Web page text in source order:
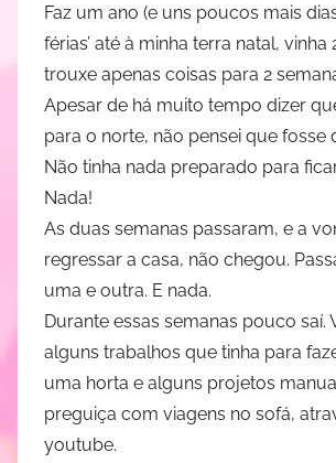
Faz um ano (e uns poucos mais
férias’ até à minha terra natal, vinha
trouxe apenas coisas para 2
Apesar de há muito tempo dizer
para o norte, não pensei que fosse
Não tinha nada preparado para
Nada!
As duas semanas passaram, e a
regressar a casa, não chegou.
uma e outra. E nada.
Durante essas semanas pouco saí.
alguns trabalhos que tinha para
uma horta e alguns projetos
preguiça com viagens no sofá,
youtube.